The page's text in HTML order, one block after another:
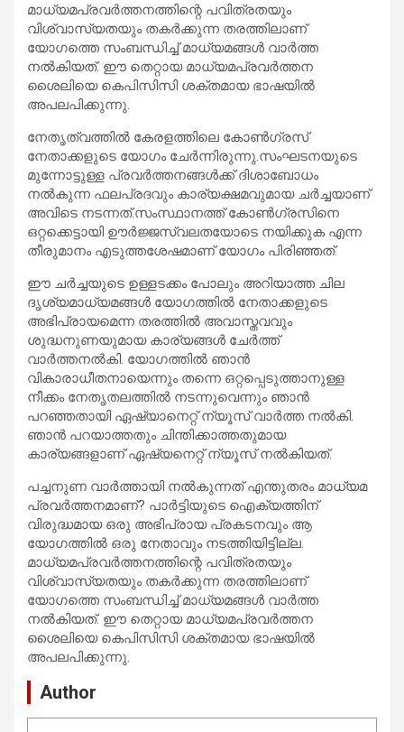
മാധ്യമപ്രവര്‍ത്തനത്തിന്റെ പവിത്രതയും
വിശ്വാസ്യതയും തകര്‍ക്കുന്ന തരത്തിലാണ്
യോഗത്തെ സംബന്ധിച്ച് മാധ്യമങ്ങള്‍ വാര്‍ത്ത
നല്‍കിയത്. ഈ തെറ്റായ മാധ്യമപ്രവര്‍ത്തന
ശൈലിയെ കെപിസിസി ശക്തമായ ഭാഷയില്‍
അപലപിക്കുന്നു.
നേതൃത്വത്തില്‍ കേരളത്തിലെ കോണ്‍ഗ്രസ്
നേതാക്കളുടെ യോഗം ചേര്‍ന്നിരുന്നു.സംഘടനയുടെ
മുന്നോട്ടുള്ള പ്രവര്‍ത്തനങ്ങള്‍ക്ക് ദിശാബോധം
നല്‍കുന്ന ഫലപ്രദവും കാര്യക്ഷമവുമായ ചര്‍ച്ചയാണ്
അവിടെ നടന്നത്.സംസ്ഥാനത്ത് കോണ്‍ഗ്രസിനെ
ഒറ്റക്കെട്ടായി ഊര്‍ജ്ജസ്വലതയോടെ നയിക്കുക എന്ന
തീരുമാനം എടുത്തശേഷമാണ് യോഗം പിരിഞ്ഞത്.
ഈ ചര്‍ച്ചയുടെ ഉള്ളടക്കം പോലും അറിയാത്ത ചില
ദൃശ്യമാധ്യമങ്ങള്‍ യോഗത്തില്‍ നേതാക്കളുടെ
അഭിപ്രായമെന്ന തരത്തില്‍ അവാസ്തവവും
ശുദ്ധനുണയുമായ കാര്യങ്ങള്‍ ചേര്‍ത്ത്
വാര്‍ത്തനല്‍കി. യോഗത്തില്‍ ഞാന്‍
വികാരാധീതനായെന്നും തന്നെ ഒറ്റപ്പെടുത്താനുള്ള
നീക്കം നേതൃതലത്തില്‍ നടന്നുവെന്നും ഞാന്‍
പറഞ്ഞതായി ഏഷ്യാനെറ്റ് ന്യൂസ് വാര്‍ത്ത നല്‍കി.
ഞാന്‍ പറയാത്തതും ചിന്തിക്കാത്തതുമായ
കാര്യങ്ങളാണ് ഏഷ്യനെറ്റ് ന്യൂസ് നല്‍കിയത്.
പച്ചനുണ വാര്‍ത്തായി നല്‍കുന്നത് എന്തുതരം മാധ്യമ
പ്രവര്‍ത്തനമാണ്? പാര്‍ട്ടിയുടെ ഐക്യത്തിന്
വിരുദ്ധമായ ഒരു അഭിപ്രായ പ്രകടനവും ആ
യോഗത്തില്‍ ഒരു നേതാവും നടത്തിയിട്ടില്ല.
മാധ്യമപ്രവര്‍ത്തനത്തിന്റെ പവിത്രതയും
വിശ്വാസ്യതയും തകര്‍ക്കുന്ന തരത്തിലാണ്
യോഗത്തെ സംബന്ധിച്ച് മാധ്യമങ്ങള്‍ വാര്‍ത്ത
നല്‍കിയത്. ഈ തെറ്റായ മാധ്യമപ്രവര്‍ത്തന
ശൈലിയെ കെപിസിസി ശക്തമായ ഭാഷയില്‍
അപലപിക്കുന്നു.
Author